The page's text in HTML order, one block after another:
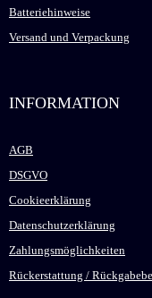
Batteriehinweise
Versand und Verpackung
INFORMATION
AGB
DSGVO
Cookieerklärung
Datenschutzerklärung
Zahlungsmöglichkeiten
Rückerstattung /